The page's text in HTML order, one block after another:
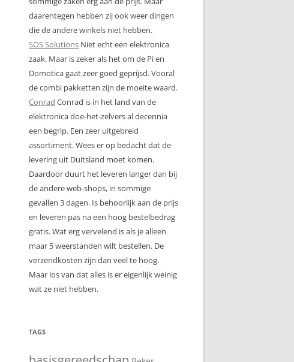
daarentegen hebben zij ook weer dingen
die de andere winkels niet hebben.
SOS Solutions Niet echt een elektronica
zaak. Maar is zeker als het om de Pi en
Domotica gaat zeer goed geprijsd. Vooral
de combi pakketten zijn de moeite waard.
Conrad Conrad is in het land van de
elektronica doe-het-zelvers al decennia
een begrip. Een zeer uitgebreid
assortiment. Wees er op bedacht dat de
levering uit Duitsland moet komen.
Daardoor duurt het leveren langer dan bij
de andere web-shops, in sommige
gevallen 3 dagen. Is behoorlijk aan de prijs
en leveren pas na een hoog bestelbedrag
gratis. Wat erg vervelend is als je alleen
maar 5 weerstanden wilt bestellen. De
verzendkosten zijn dan veel te hoog.
Maar los van dat alles is er eigenlijk weinig
wat ze niet hebben.
TAGS